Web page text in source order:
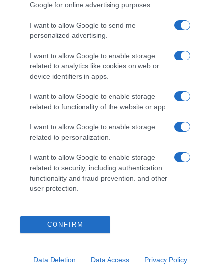
Google for online advertising purposes.
I want to allow Google to send me
personalized advertising.
I want to allow Google to enable storage
related to analytics like cookies on web or
device identifiers in apps.
I want to allow Google to enable storage
related to functionality of the website or app.
I want to allow Google to enable storage
related to personalization.
I want to allow Google to enable storage
related to security, including authentication
functionality and fraud prevention, and other
user protection.
CONFIRM
Data Deletion Data Access Privacy Policy
Več iz kraja Slovenj Gradec
brezplačna opera pod
zvezdami: na Trgu svobode bo
zazvenel Ljubezenski napoj
avtomobilski spektakel:
Rohnenje motorjev, dvoboji na
progah in atraktivni Car Meet
Koncert skupine Delta Riff na
Festivalu SHOTS prestavljen na
Avgust v Kinu Kulturnega doma
Slovenj Gradec: Filmske
premiere, napete zgodbe in
Več iz kategorije Novice